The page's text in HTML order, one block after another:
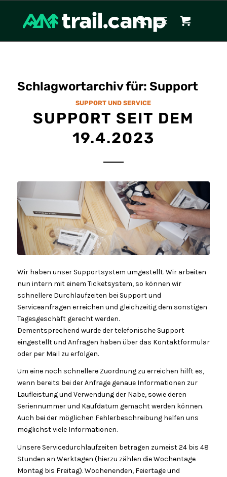
Schlagwortarchiv für: Support
SUPPORT UND SERVICE
SUPPORT SEIT DEM
19.4.2023
Wir haben unser Supportsystem umgestellt. Wir arbeiten
nun intern mit einem Ticketsystem, so können wir
schnellere Durchlaufzeiten bei Support und
Serviceanfragen erreichen und gleichzeitig dem sonstigen
Tagesgeschäft gerecht werden.
Dementsprechend wurde der telefonische Support
eingestellt und Anfragen haben über das Kontaktformular
oder per Mail zu erfolgen.
Um eine noch schnellere Zuordnung zu erreichen hilft es,
wenn bereits bei der Anfrage genaue Informationen zur
Laufleistung und Verwendung der Nabe, sowie deren
Seriennummer und Kaufdatum gemacht werden können.
Auch bei der möglichen Fehlerbeschreibung helfen uns
möglichst viele Informationen.
Unsere Servicedurchlaufzeiten betragen zumeist 24 bis 48
Stunden an Werktagen (hierzu zählen die Wochentage
Montag bis Freitag). Wochenenden, Feiertage und